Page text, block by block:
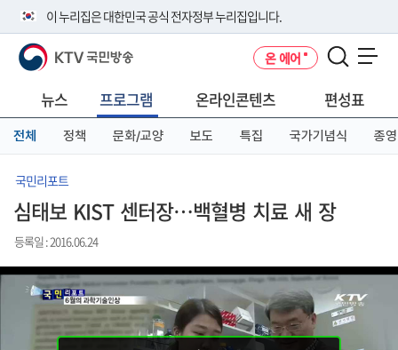
이 누리집은 대한민국 공식 전자정부 누리집입니다.
공식 누리집 주소 확인하기
니다.
이밖에 or.kr 또는 .kr등 다른 도메인 주소를 사용하고 있다면 아래 URL에
서 도메인 주소를 확인해 보세요
KTV 국민방송 온 에어
뉴스 프로그램 온라인콘텐츠 편성표
전체 정책 문화/교양 보도 특집 국가기념식 종영
국민리포트
심태보 KIST 센터장…백혈병 치료 새 장
등록일 : 2016.06.24